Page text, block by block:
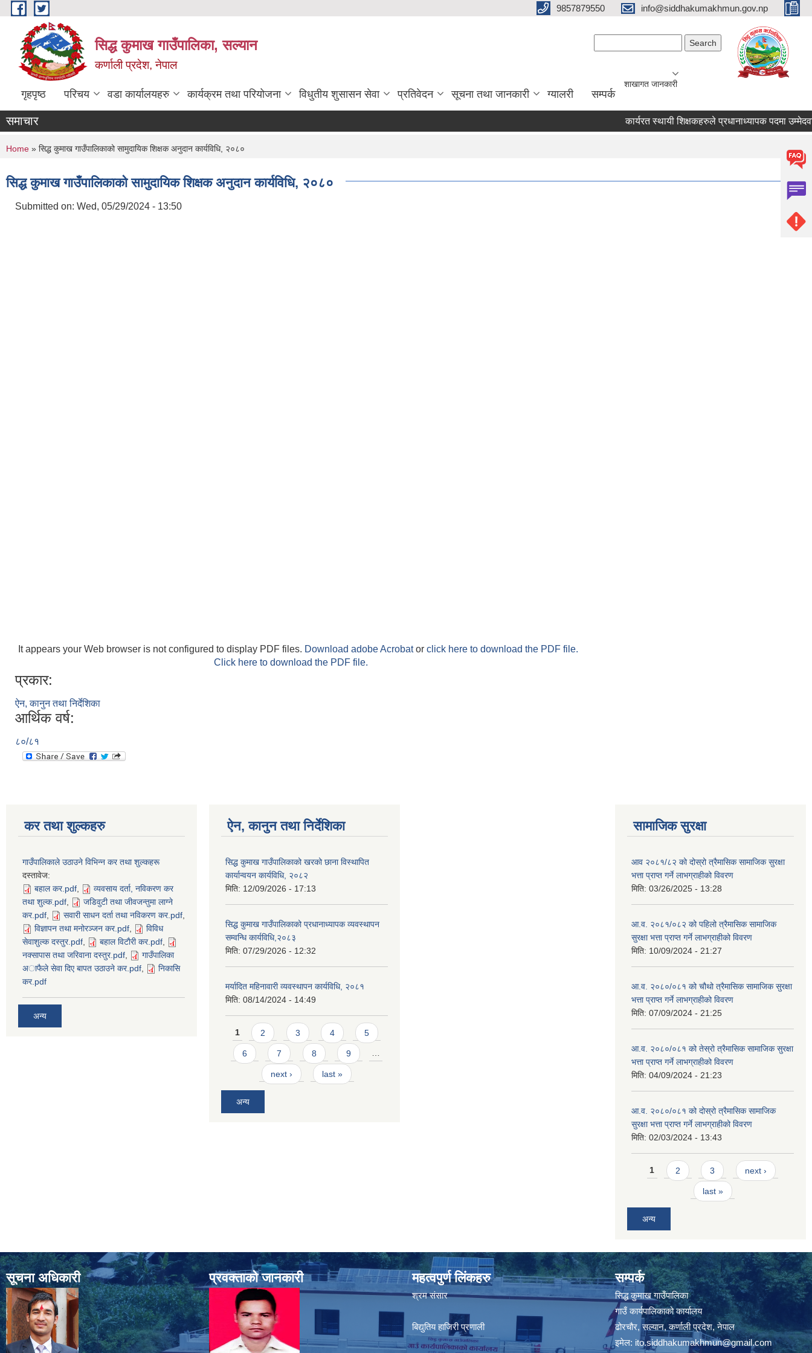
Skip to main content 9857879550 info@siddhakumakhmun.gov.np
सिद्ध कुमाख गाउँपालिका, सल्यान
कर्णाली प्रदेश, नेपाल
गृहपृष्ठ परिचय वडा कार्यालयहरु कार्यक्रम तथा परियोजना विधुतीय शुसासन सेवा प्रतिवेदन सूचना तथा जानकारी ग्यालरी सम्पर्क
शाखागत जानकारी
समाचार कार्यरत स्थायी शिक्षकहरुले प्रधानाध्यापक पदमा उम्मेदवार
You are here
Home » सिद्ध कुमाख गाउँपालिकाको सामुदायिक शिक्षक अनुदान कार्यविधि, २०८०
सिद्ध कुमाख गाउँपालिकाको सामुदायिक शिक्षक अनुदान कार्यविधि, २०८०
Submitted on: Wed, 05/29/2024 - 13:50
It appears your Web browser is not configured to display PDF files. Download adobe Acrobator click here to download the PDF file.
Click here to download the PDF file.
प्रकार:
ऐन, कानुन तथा निर्देशिका
आर्थिक वर्ष:
८०/८१
कर तथा शुल्कहरु
गाउँपालिकाले उठाउने विभिन्न कर तथा शुल्कहरू
दस्तावेज:
बहाल कर.pdf
व्यवसाय दर्ता, नविकरण कर
तथा शुल्क.pdf
जडिवुटी तथा जीवजन्तुमा लाग्ने
कर.pdf
सवारी साधन दर्ता तथा नविकरण कर.pdf
विज्ञापन तथा मनोरञ्जन कर.pdf
विविध
सेवाशुल्क दस्तुर.pdf
बहाल विटाैरी कर.pdf
नक्सापास तथा जरिवाना दस्तुर.pdf
गाउँपालिका
अाफैले सेवा दिए बापत उठाउने कर.pdf
निकासि
कर.pdf
अन्य
ऐन, कानुन तथा निर्देशिका
सिद्ध कुमाख गाउँपालिकाको खरको छाना विस्थापित
कार्यान्वयन कार्यविधि, २०८२
मिति: 12/09/2026 - 17:13
सिद्ध कुमाख गाउँपालिकाको प्रधानाध्यापक व्यवस्थापन
सम्वन्धि कार्यविधि,२०८३
मिति: 07/29/2026 - 12:32
मर्यादित महिनावारी व्यवस्थापन कार्यविधि, २०८१
मिति: 08/14/2024 - 14:49
Pages
1 2 3 4 5
6 7 8 9 …
next › last »
अन्य
सामाजिक सुरक्षा
आव २०८१/८२ को दोस्रो त्रैमासिक सामाजिक सुरक्षा
भत्ता प्राप्त गर्ने लाभग्राहीको विवरण
मिति: 03/26/2025 - 13:28
आ.व. २०८१/०८२ को पहिलो त्रैमासिक सामाजिक
सुरक्षा भत्ता प्राप्त गर्ने लाभग्राहीको विवरण
मिति: 10/09/2024 - 21:27
आ.व. २०८०/०८१ को चौथो त्रैमासिक सामाजिक सुरक्षा
भत्ता प्राप्त गर्ने लाभग्राहीको विवरण
मिति: 07/09/2024 - 21:25
आ.व. २०८०/०८१ को तेस्रो त्रैमासिक सामाजिक सुरक्षा
भत्ता प्राप्त गर्ने लाभग्राहीको विवरण
मिति: 04/09/2024 - 21:23
आ.व. २०८०/०८१ को दोस्रो त्रैमासिक सामाजिक
सुरक्षा भत्ता प्राप्त गर्ने लाभग्राहीको विवरण
मिति: 02/03/2024 - 13:43
Pages
1 2 3 next ›
last »
अन्य
सूचना अधिकारी प्रवक्ताको जानकारी महत्वपुर्ण लिंकहरु
श्रम संसार
बिद्युतिय हाजिरी प्रणाली
सम्पर्क
सिद्ध कुमाख गाउँपालिका
गाउँ कार्यपालिकाको कार्यालय
ढोरचौर, सल्यान, कर्णाली प्रदेश, नेपाल
इमेल: ito.siddhakumakhmun@gmail.com